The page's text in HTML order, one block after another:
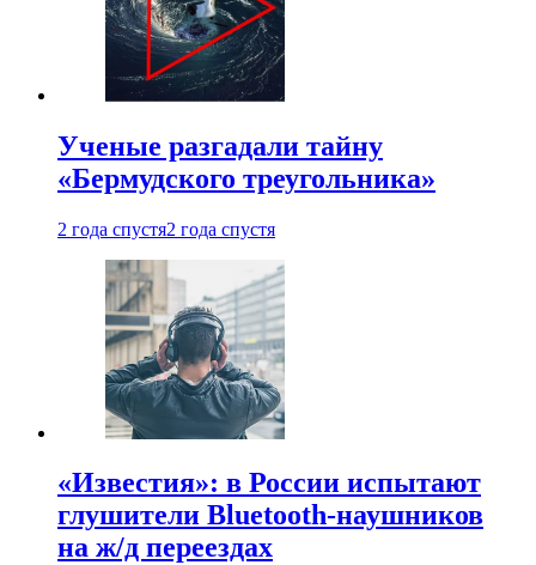
Ученые разгадали тайну
«Бермудского треугольника»
2 года спустя2 года спустя
«Известия»: в России испытают
глушители Bluetooth-наушников
на ж/д переездах